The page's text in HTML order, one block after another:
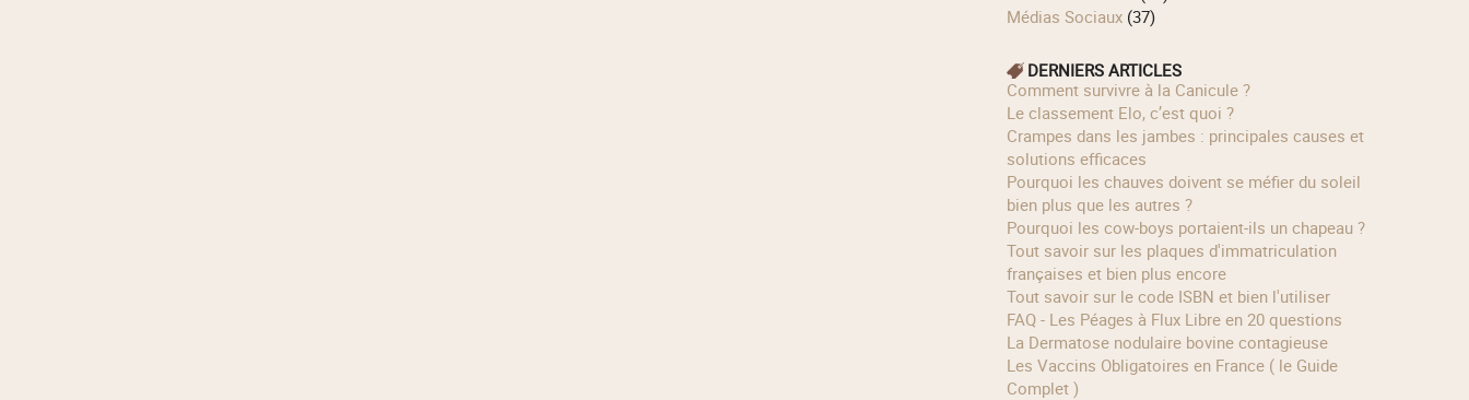
Médias Sociaux(37)
DERNIERS ARTICLES
Comment survivre à la Canicule ?
Le classement Elo, c’est quoi ?
Crampes dans les jambes : principales causes et
solutions efficaces
Pourquoi les chauves doivent se méfier du soleil
bien plus que les autres ?
Pourquoi les cow‑boys portaient‑ils un chapeau ?
Tout savoir sur les plaques d'immatriculation
françaises et bien plus encore
Tout savoir sur le code ISBN et bien l'utiliser
FAQ - Les Péages à Flux Libre en 20 questions
La Dermatose nodulaire bovine contagieuse
Les Vaccins Obligatoires en France ( le Guide
Complet )